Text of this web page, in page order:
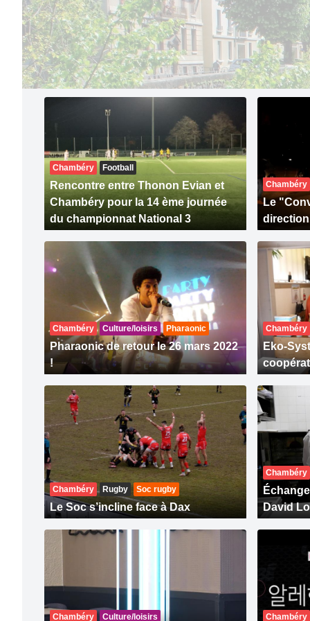
Chambéry Football
Rencontre entre Thonon Evian et
Chambéry pour la 14 ème journée
du championnat National 3
Chambéry
Le
Chambéry Culture/loisirs Pharaonic
Pharaonic de retour le 26 mars 2022
!
Chambéry
Eko-
Chambéry Rugby Soc rugby
Le Soc s’incline face à Dax
Chambéry
David
Chambéry Culture/loisirs Chambéry